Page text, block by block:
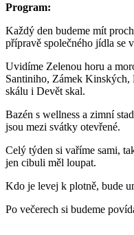
Program:
Každý den budeme mít
přípravě společného jídla se
Uvidíme Zelenou horu a
Santiniho, Zámek
skálu i Devět skal.
Bazén s wellness a zimní
jsou mezi svátky otevřené.
Celý týden si vaříme sami,
jen cibuli měl loupat.
Kdo je levej k plotně, bude
Po večerech si budeme